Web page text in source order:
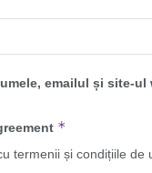
emailul și site-
*
termenii și condițiile de